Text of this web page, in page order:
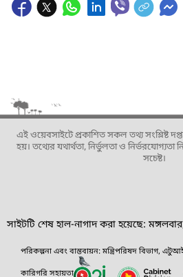
এই ওয়েবসাইটে প্রকাশিত সকল তথ্য সংশ্লিষ্ট
হয়। তথ্যের যথার্থতা, নির্ভুলতা ও নির্ভরযোগ্যতা
সচেষ্ট।
সাইটটি শেষ হাল-নাগাদ করা হয়েছে:
পরিকল্পনা এবং বাস্তবায়ন: মন্ত্রিপরিষদ বিভাগ,
কারিগরি সহায়তা